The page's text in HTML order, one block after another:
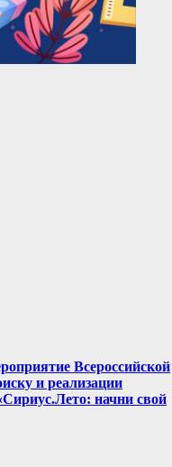
Всероссийской
и реализации
начни свой